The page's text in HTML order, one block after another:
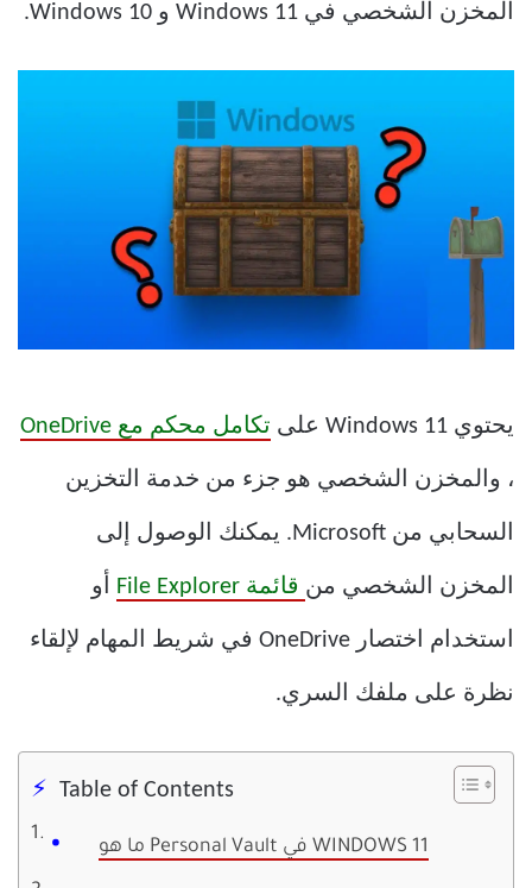
المخزن الشخصي في Windows 11 و Windows 10.
يحتوي Windows 11 على تكامل محكم مع OneDrive
، والمخزن الشخصي هو جزء من خدمة التخزين
السحابي من Microsoft. يمكنك الوصول إلى
المخزن الشخصي من قائمة File Explorer أو
استخدام اختصار OneDrive في شريط المهام لإلقاء
نظرة على ملفك السري.
Table of Contents
ما هو Personal Vault في WINDOWS 11